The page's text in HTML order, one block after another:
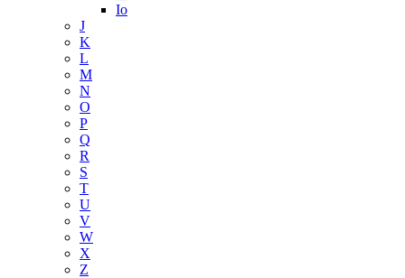
Io
J
K
L
M
N
O
P
Q
R
S
T
U
V
W
X
Z